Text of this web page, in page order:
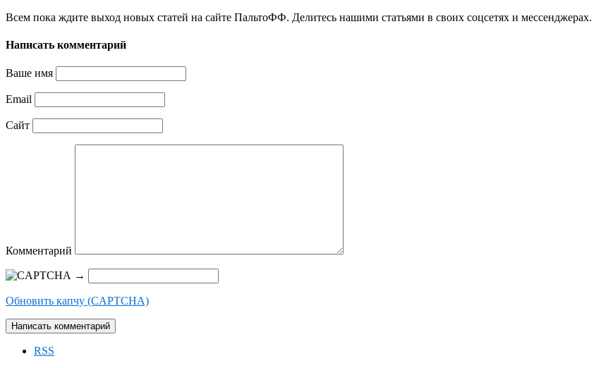
Всем пока ждите выход новых статей на сайте ПальтоФФ. Делитесь нашими статьями в своих соцсетях и мессенджерах.
Написать комментарий
Ваше имя
Email
Сайт
Комментарий
→
Обновить капчу (CAPTCHA)
RSS